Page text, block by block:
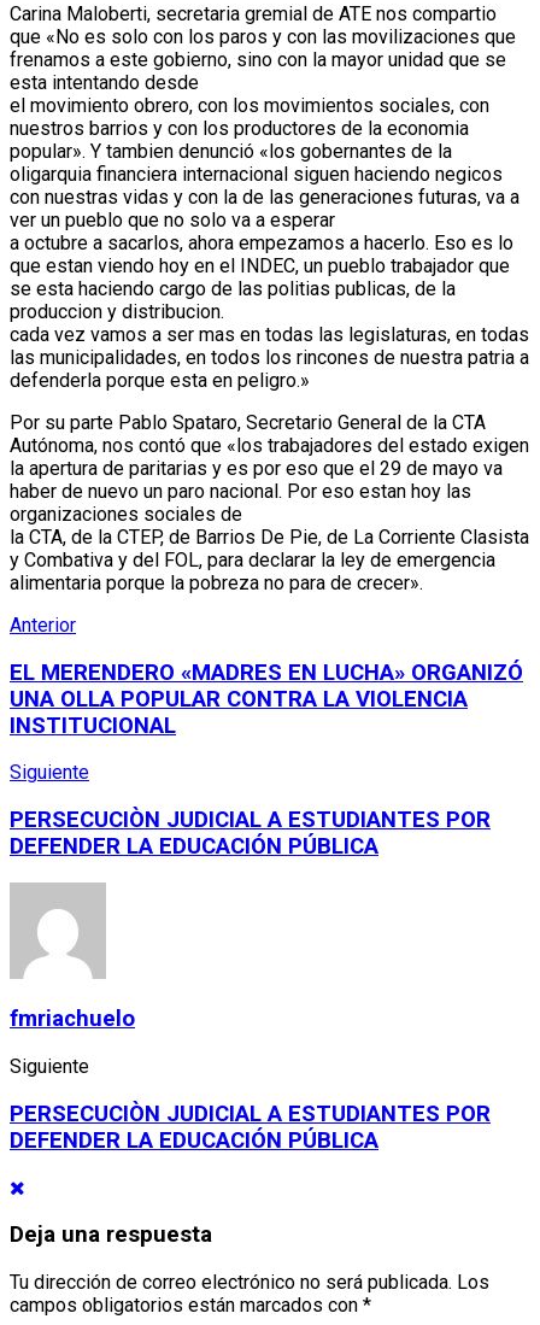
Carina Maloberti, secretaria gremial de ATE nos compartio
que «No es solo con los paros y con las movilizaciones que
frenamos a este gobierno, sino con la mayor unidad que se
esta intentando desde
el movimiento obrero, con los movimientos sociales, con
nuestros barrios y con los productores de la economia
popular». Y tambien denunció «los gobernantes de la
oligarquia financiera internacional siguen haciendo negicos
con nuestras vidas y con la de las generaciones futuras, va a
ver un pueblo que no solo va a esperar
a octubre a sacarlos, ahora empezamos a hacerlo. Eso es lo
que estan viendo hoy en el INDEC, un pueblo trabajador que
se esta haciendo cargo de las politias publicas, de la
produccion y distribucion.
cada vez vamos a ser mas en todas las legislaturas, en todas
las municipalidades, en todos los rincones de nuestra patria a
defenderla porque esta en peligro.»
Por su parte Pablo Spataro, Secretario General de la CTA
Autónoma, nos contó que «los trabajadores del estado exigen
la apertura de paritarias y es por eso que el 29 de mayo va
haber de nuevo un paro nacional. Por eso estan hoy las
organizaciones sociales de
la CTA, de la CTEP, de Barrios De Pie, de La Corriente Clasista
y Combativa y del FOL, para declarar la ley de emergencia
alimentaria porque la pobreza no para de crecer».
Anterior
EL MERENDERO «MADRES EN LUCHA» ORGANIZÓ
UNA OLLA POPULAR CONTRA LA VIOLENCIA
INSTITUCIONAL
Siguiente
PERSECUCIÒN JUDICIAL A ESTUDIANTES POR
DEFENDER LA EDUCACIÓN PÚBLICA
fmriachuelo
Siguiente
PERSECUCIÒN JUDICIAL A ESTUDIANTES POR
DEFENDER LA EDUCACIÓN PÚBLICA
Deja una respuesta
Tu dirección de correo electrónico no será publicada. Los
campos obligatorios están marcados con *